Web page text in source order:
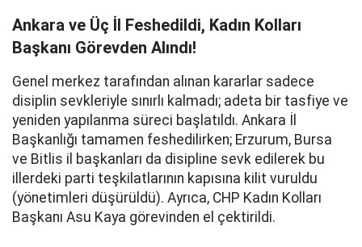
Ankara ve Üç İl Feshedildi, Kadın Kolları
Başkanı Görevden Alındı!
Genel merkez tarafından alınan kararlar sadece
disiplin sevkleriyle sınırlı kalmadı; adeta bir tasfiye ve
yeniden yapılanma süreci başlatıldı. Ankara İl
Başkanlığı tamamen feshedilirken; Erzurum, Bursa
ve Bitlis il başkanları da disipline sevk edilerek bu
illerdeki parti teşkilatlarının kapısına kilit vuruldu
(yönetimleri düşürüldü). Ayrıca, CHP Kadın Kolları
Başkanı Asu Kaya görevinden el çektirildi.